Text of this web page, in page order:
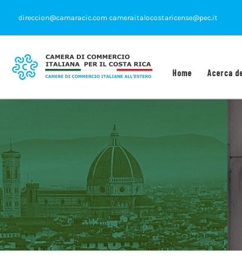
contenido
direccion@camaracic.com cameraitalocostaricense@pec.it
Home Acerca